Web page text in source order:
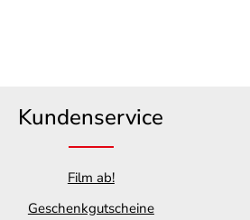
Kundenservice
Film ab!
Geschenkgutscheine